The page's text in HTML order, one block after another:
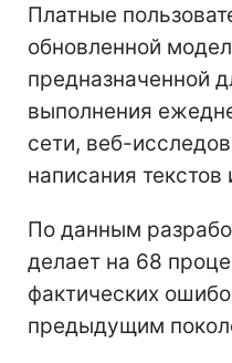
Платные
обновленной
предназначенной
выполнения
сети, веб-
написания
По данным
делает на 68
фактических
предыдущим